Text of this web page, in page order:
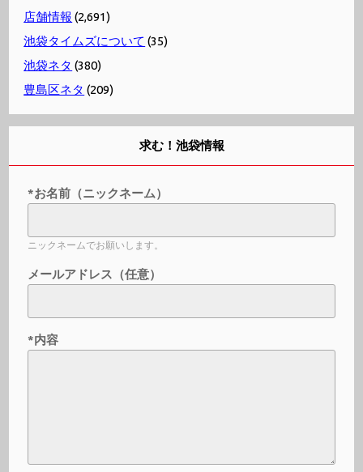
店舗情報 (2,691)
池袋タイムズについて (35)
池袋ネタ (380)
豊島区ネタ (209)
求む！池袋情報
*お名前（ニックネーム）
ニックネームでお願いします。
メールアドレス（任意）
*内容